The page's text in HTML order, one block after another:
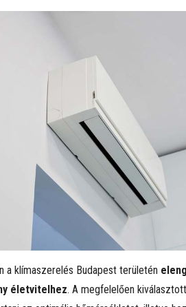
a klímaszerelés Budapest területén
életvitelhez. A megfelelően